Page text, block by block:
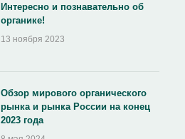
Интересно и познавательно об
органике!
13 ноября 2023
Обзор мирового органического
рынка и рынка России на конец
2023 года